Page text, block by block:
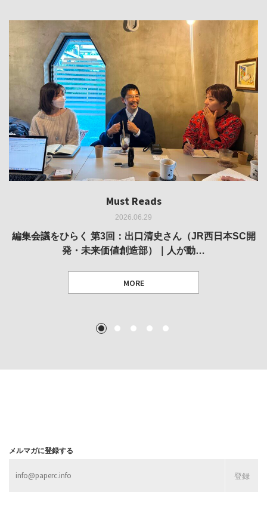
Must Reads
2026.06.29
編集会議をひらく 第3回：出口清史さん（JR西日本SC開
発・未来価値創造部）｜人が動…
MORE
Must Reads
2026.05.14
REVIEW｜果たして美術家・梅津庸一は、「大阪のゆかり
作家」となることができたのか…
Must Reads
2026.03.11
REPORT｜博覧会の残像
MORE
Must Reads
2026.02.25
REVIEW｜菊池聡太朗 個展「余りの風景」
MORE
Must Reads
2025.10.01
REVIEW｜生の存在証明としての線——「ライフライン」
展
1 2 3 4 5
メルマガに登録する